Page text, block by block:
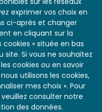
exprimer vos choix en
ci-après et changer
en cliquant sur la
cookies » située en bas
site. Si vous ne souhaitez
cookies ou en savoir
utilisons les cookies,
mes choix ». Pour
consulter notre
des données.
d’hier, c’est
Un site qui
élèves… mais
d’art et d’histoire.
plus sur le projet